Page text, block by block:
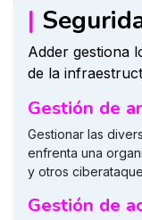
|
Adder gestiona
de la
Gestión de
Gestionar las
enfrenta una
y otros
Gestión de